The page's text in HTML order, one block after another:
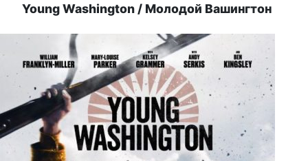
Young Washington / Молодой Вашингтон